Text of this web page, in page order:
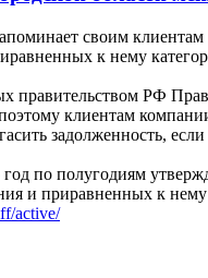
своим клиентам
к нему
правительством РФ
клиентам
задолженность, если
по полугодиям
и приравненных к
active/